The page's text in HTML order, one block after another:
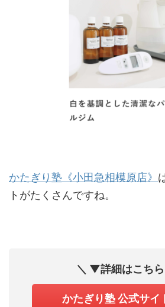
かたぎり塾《小田急相模原店》
トがたくさんですね。
＼ ▼詳細はこち
かたぎり塾 公式サイ